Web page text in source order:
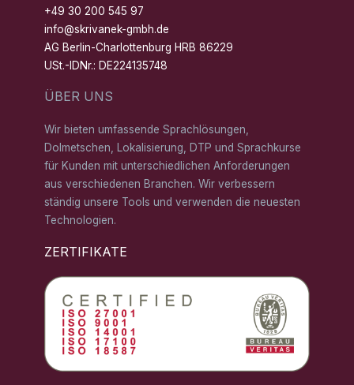
+49 30 200 545 97
info@skrivanek-gmbh.de
AG Berlin-Charlottenburg HRB 86229
USt.-IDNr.: DE224135748
ÜBER UNS
Wir bieten umfassende Sprachlösungen,
Dolmetschen, Lokalisierung, DTP und Sprachkurse
für Kunden mit unterschiedlichen Anforderungen
aus verschiedenen Branchen. Wir verbessern
ständig unsere Tools und verwenden die neuesten
Technologien.
ZERTIFIKATE